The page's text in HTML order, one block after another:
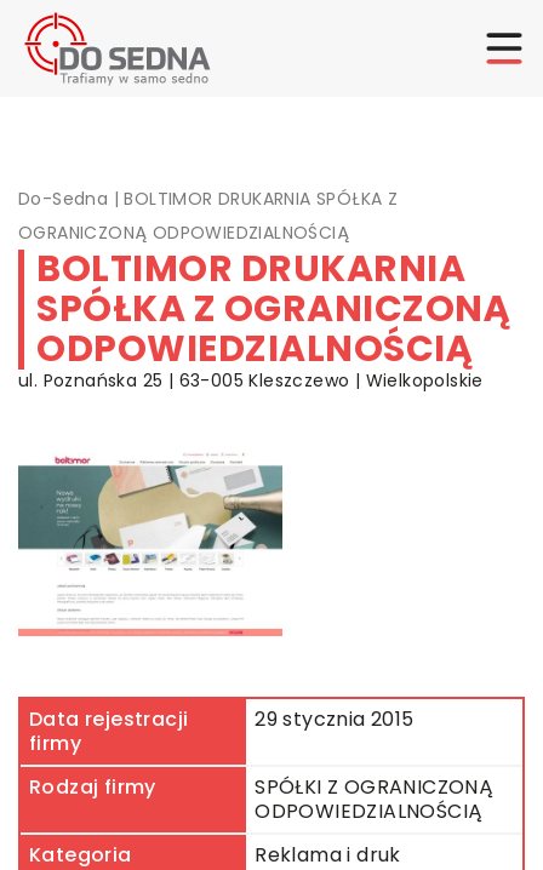
Do-Sedna |BOLTIMOR DRUKARNIA SPÓŁKA Z
OGRANICZONĄ ODPOWIEDZIALNOŚCIĄ
BOLTIMOR DRUKARNIA
SPÓŁKA Z OGRANICZONĄ
ODPOWIEDZIALNOŚCIĄ
ul. Poznańska 25 | 63-005 Kleszczewo | Wielkopolskie
Data rejestracji
firmy
29 stycznia 2015
Rodzaj firmy
SPÓŁKI Z OGRANICZONĄ
ODPOWIEDZIALNOŚCIĄ
Kategoria
Reklama i druk